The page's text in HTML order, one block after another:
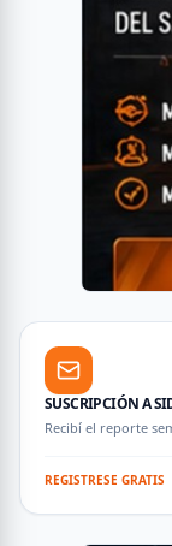
SUSCRIPCIÓN A
Recibí el reporte
REGISTRESE GRATIS